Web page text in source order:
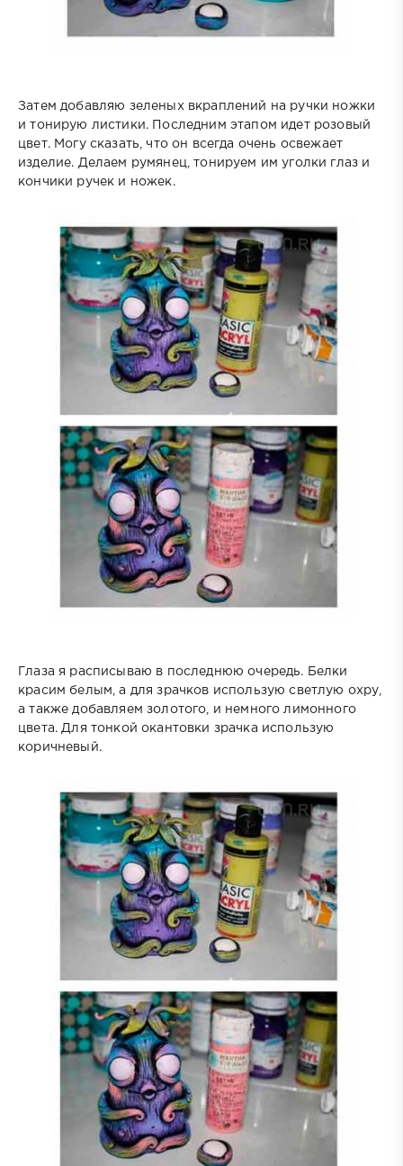
Затем добавляю зеленых вкраплений на ручки ножки
и тонирую листики. Последним этапом идет розовый
цвет. Могу сказать, что он всегда очень освежает
изделие. Делаем румянец, тонируем им уголки глаз и
кончики ручек и ножек.
Глаза я расписываю в последнюю очередь. Белки
красим белым, а для зрачков использую светлую охру,
а также добавляем золотого, и немного лимонного
цвета. Для тонкой окантовки зрачка использую
коричневый.